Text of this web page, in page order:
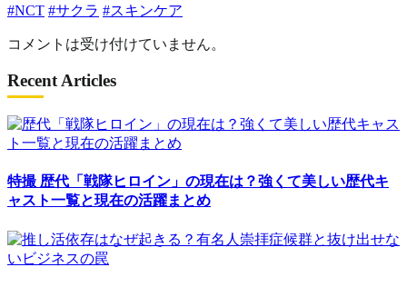
#NCT #サクラ #スキンケア
コメントは受け付けていません。
Recent Articles
特撮 歴代「戦隊ヒロイン」の現在は？強くて美しい歴代キ
ャスト一覧と現在の活躍まとめ